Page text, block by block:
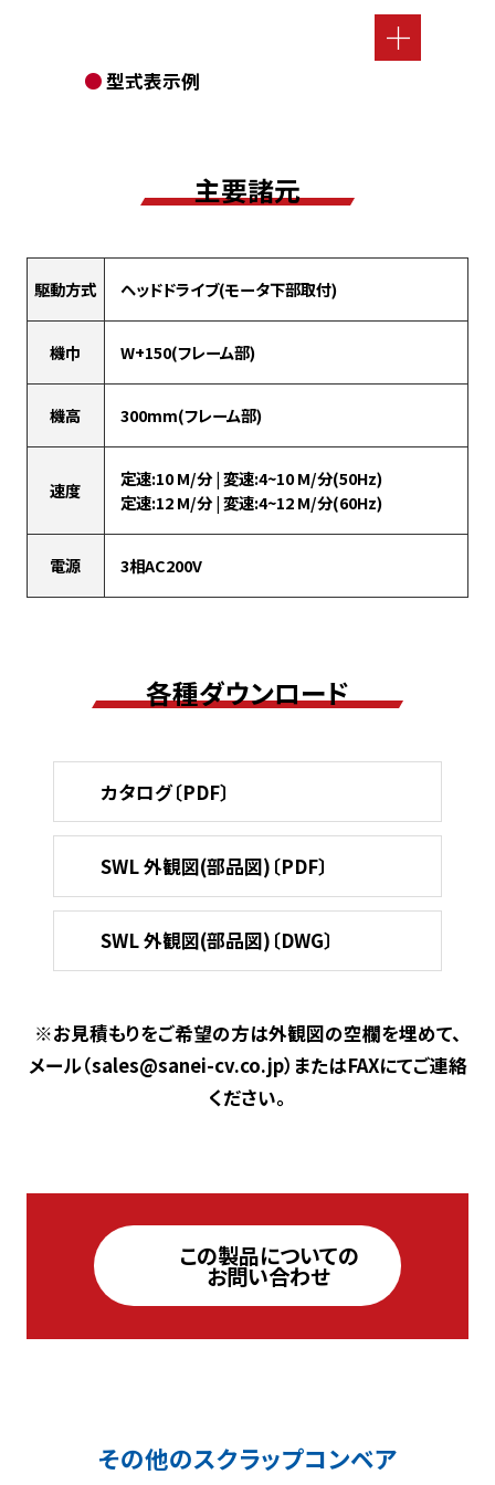
型式表示例
主要諸元
駆動方式 ヘッドドライブ(モータ下部取付)
機巾 W+150(フレーム部)
機高 300mm(フレーム部)
速度
定速:10 M/分 | 変速:4~10 M/分(50Hz)
定速:12 M/分 | 変速:4~12 M/分(60Hz)
電源 3相AC200V
各種ダウンロード
カタログ〔PDF〕
SWL 外観図(部品図)〔PDF〕
SWL 外観図(部品図)〔DWG〕
※お見積もりをご希望の方は外観図の空欄を埋めて、
メール（sales@sanei-cv.co.jp）またはFAXにてご連絡
ください。
この製品についての
お問い合わせ
その他のスクラップコンベア